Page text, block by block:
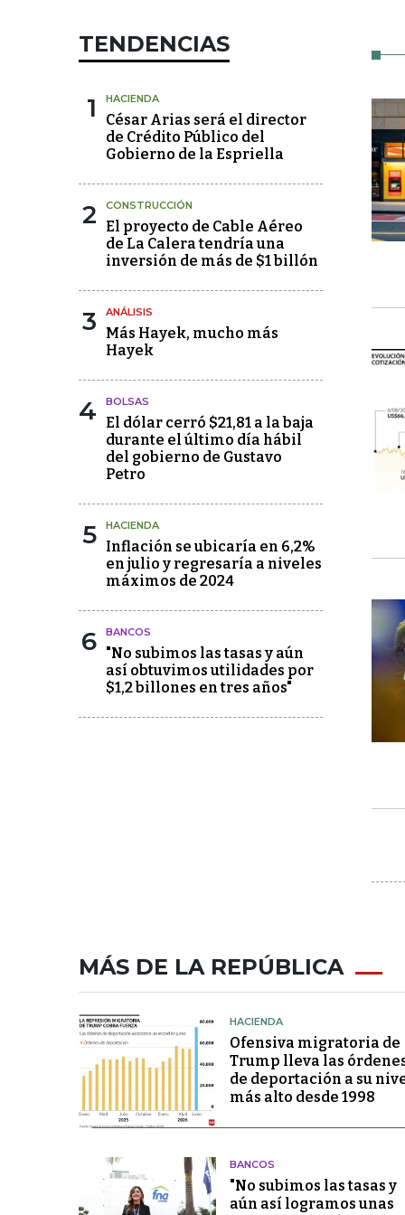
TENDENCIAS
1 HACIENDA
César Arias será el director
de Crédito Público del
Gobierno de la Espriella
2 CONSTRUCCIÓN
El proyecto de Cable Aéreo
de La Calera tendría una
inversión de más de $1 billón
3 ANÁLISIS
Más Hayek, mucho más
Hayek
4 BOLSAS
El dólar cerró $21,81 a la baja
durante el último día hábil
del gobierno de Gustavo
Petro
5 HACIENDA
Inflación se ubicaría en 6,2%
en julio y regresaría a niveles
máximos de 2024
6 BANCOS
"No subimos las tasas y aún
así obtuvimos utilidades por
$1,2 billones en tres años"
MÁS DE LA REPÚBLICA
HACIENDA
Ofensiva migratoria de
Trump lleva las
de deportación a su
más alto desde 1998
BANCOS
"No subimos las tasas y
aún así logramos unas